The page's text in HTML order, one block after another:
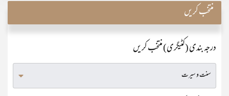
منتخب کریں
درجہ بندی (کٹیگری) منتخب کریں